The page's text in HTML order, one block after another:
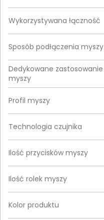
Wykorzystywana łączność
Sposób podłączenia myszy
Dedykowane zastosowanie
myszy
Profil myszy
Technologia czujnika
Ilość przycisków myszy
Ilość rolek myszy
Kolor produktu